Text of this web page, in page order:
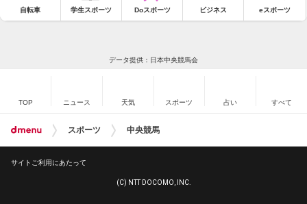
自転車 学生スポーツ Doスポーツ ビジネス eスポーツ
データ提供：日本中央競馬会
TOP ニュース 天気 スポーツ 占い すべて
スポーツ 中央競馬
サイトご利用にあたって
(C) NTT DOCOMO, INC.